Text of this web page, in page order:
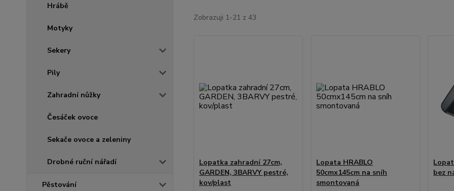
Hrábě
Motyky
Sekery
Pily
Zahradní nůžky
Česáček ovoce
Sekače ovoce a zeleniny
Drobné ruční nářadí
Pěstování
Zobrazuji 1-21 z 43
Lopatka zahradní 27cm,
GARDEN, 3BARVY pestré,
kov/plast
Lopata HRABLO
50cmx145cm na sníh
smontovaná
bez